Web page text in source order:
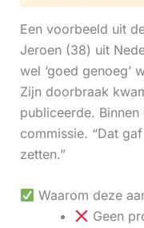
Een voorbeeld uit
Jeroen (38) uit
wel ‘goed genoeg’
Zijn doorbraak
publiceerde.
commissie. “Dat
zetten.”
Waarom deze
Geen